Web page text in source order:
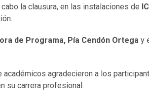
la clausura, en las instalaciones de
de Programa, Pía Cendón Ortega y
agradecieron a los
su carrera profesional.